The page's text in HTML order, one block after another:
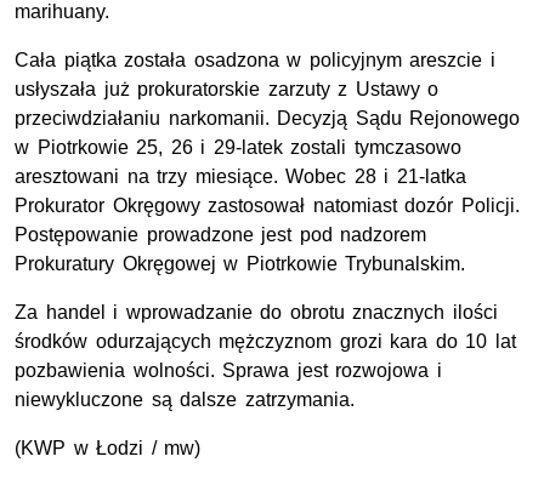
marihuany.
Cała piątka została osadzona w policyjnym areszcie i
usłyszała już prokuratorskie zarzuty z Ustawy o
przeciwdziałaniu narkomanii. Decyzją Sądu Rejonowego
w Piotrkowie 25, 26 i 29-latek zostali tymczasowo
aresztowani na trzy miesiące. Wobec 28 i 21-latka
Prokurator Okręgowy zastosował natomiast dozór Policji.
Postępowanie prowadzone jest pod nadzorem
Prokuratury Okręgowej w Piotrkowie Trybunalskim.
Za handel i wprowadzanie do obrotu znacznych ilości
środków odurzających mężczyznom grozi kara do 10 lat
pozbawienia wolności. Sprawa jest rozwojowa i
niewykluczone są dalsze zatrzymania.
(KWP w Łodzi / mw)